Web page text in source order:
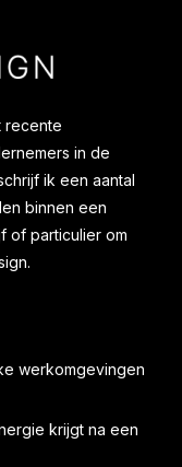
recente
in de
ik een aantal
binnen een
of particulier om
werkomgevingen
krijgt na een